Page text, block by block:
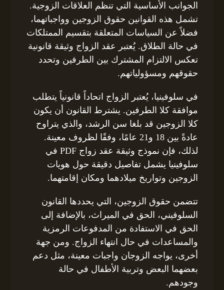
الجوانب الأساسية التي تنظم العلاقات الزوجية.
تشمل هذه القوانين حقوق الزوجين وواجباتهما،
فضلاً عن السياسات المتعلقة بتقسيم الممتلكات
في حالة الطلاق. يُعتبر عقد الزواج وثيقة قانونية
تعكس الالتزام المشترك بين الطرفين وتحدد
حقوقهم ومسؤولياتهم.
في سلوفينيا، يُعتبر الزواج اتحاداً قانونياً يتطلب
موافقة كلا الطرفين. يشترط القانون أن يكون
كلا الزوجين قد بلغا سن الرشد، والذي يتراوح
عادةً بين 18 و21 عامًا، وفقًا لظروف معينة.
لذلك، فإن نموذج وثيقة عقد زواج PDF في
سلوفينيا يشمل تفاصيل دقيقة حول هويات
الزوجين وتواريخ ميلادهما ومكان إقامتهما.
تتضمن حقوق الزوجين، التي يحددها القانون
السلوفيني، الحق في الميراث، بالإضافة إلى
الحق في الاستفادة من المدفوعات الرمزية
والمساعدات في حال انتهاء الزواج. ومن جهة
أخرى، يواجه الزوجان واجبات معينة، مثل دعم
بعضهما البعض وتربية الأطفال في حالة
وجودهم.